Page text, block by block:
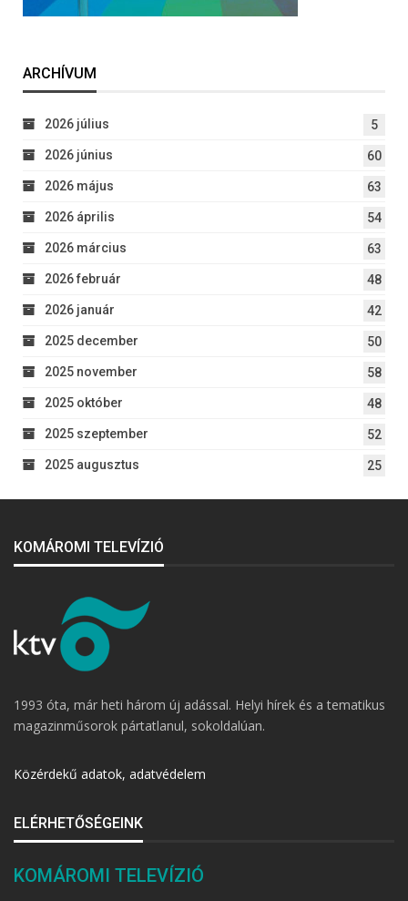
ARCHÍVUM
2026 július 5
2026 június 60
2026 május 63
2026 április 54
2026 március 63
2026 február 48
2026 január 42
2025 december 50
2025 november 58
2025 október 48
2025 szeptember 52
2025 augusztus 25
KOMÁROMI TELEVÍZIÓ
1993 óta, már heti három új adással. Helyi hírek és a tematikus
magazinműsorok pártatlanul, sokoldalúan.
Közérdekű adatok, adatvédelem
ELÉRHETŐSÉGEINK
KOMÁROMI TELEVÍZIÓ